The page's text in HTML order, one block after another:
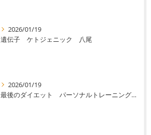
2026/01/19
遺伝子 ケトジェニック 八尾
2026/01/19
最後のダイエット パーソナルトレーニング 八尾